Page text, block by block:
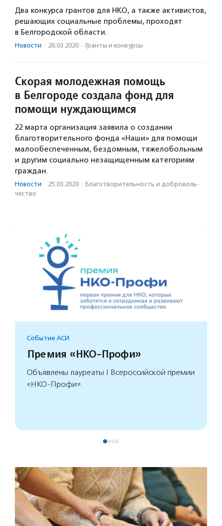
Два конкурса грантов для НКО, а также активистов,
решающих социальные проблемы, проходят
в Белгородской области.
Новости · 26.03.2020 · Гранты и конкурсы
Скорая молодежная помощь
в Белгороде создала фонд для
помощи нуждающимся
22 марта организация заявила о создании
благотворительного фонда «Наши» для помощи
малообеспеченным, бездомным, тяжелобольным
и другим социально незащищенным категориям
граждан.
Новости · 25.03.2020 · Благотвори­тель­ность и доброволь­
чест­во
Событие АСИ
Премия «НКО-Профи»
Объявлены лауреаты I Всероссийской премии
«НКО-Профи».